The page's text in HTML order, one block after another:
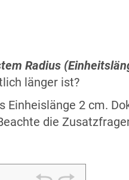
Radius
länger ist?
2 cm.
die